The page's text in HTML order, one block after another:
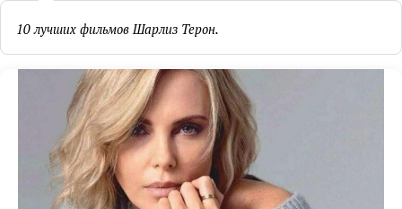
10 лучших фильмов Шарлиз Терон.